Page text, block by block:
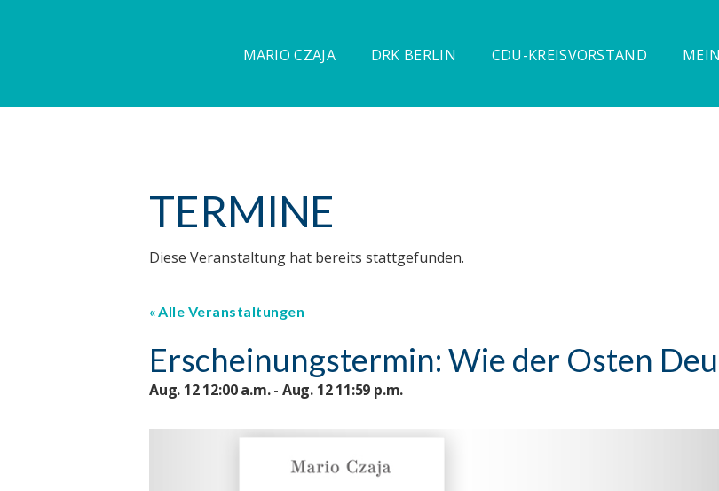
MARIO CZAJA DRK BERLIN CDU-KREISVORSTAND
TERMINE
Diese Veranstaltung hat bereits stattgefunden.
Alle Veranstaltungen
Erscheinungstermin: Wie der Osten
Aug. 12 12:00 a.m. - Aug. 12 11:59 p.m.